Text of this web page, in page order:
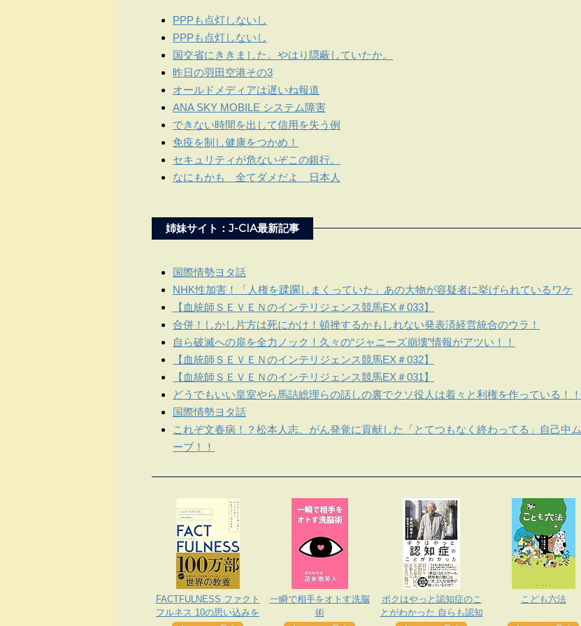
PPPも点灯しないし
PPPも点灯しないし
国交省にききました。やはり隠蔽していたか。
昨日の羽田空港その3
オールドメディアは遅いね報道
ANA SKY MOBILE システム障害
できない時間を出して信用を失う例
免疫を制し健康をつかめ！
セキュリティが危ないぞこの銀行。
なにもかも 全てダメだよ 日本人
姉妹サイト：J-CIA最新記事
国際情勢ヨタ話
NHK性加害！「人権を蹂躙しまくっていた」あの大物が容疑者に挙げられているワケ
【血統師ＳＥＶＥＮのインテリジェンス競馬EX＃033】
合併！しかし片方は死にかけ！頓挫するかもしれない発表済経営統合のウラ！
自ら破滅への扉を全力ノック！久々の“ジャニーズ崩壊”情報がアツい！！
【血統師ＳＥＶＥＮのインテリジェンス競馬EX＃032】
【血統師ＳＥＶＥＮのインテリジェンス競馬EX＃031】
どうでもいい皇室やら馬詰総理らの話しの裏でクソ役人は着々と利権を作っている！！
国際情勢ヨタ話
これぞ文春病！？松本人志、がん発覚に貢献した「とてつもなく終わってる」自己中ム
ーブ！！
FACTFULNESS ファクト
フルネス 10の思い込みを
一瞬で相手をオトす洗脳
術
ボクはやっと認知症のこ
とがわかった 自らも認知
こども六法